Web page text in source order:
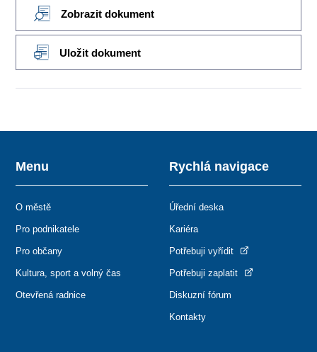
Zobrazit dokument
Uložit dokument
Menu
O městě
Pro podnikatele
Pro občany
Kultura, sport a volný čas
Otevřená radnice
Rychlá navigace
Úřední deska
Kariéra
Potřebuji vyřídit
Potřebuji zaplatit
Diskuzní fórum
Kontakty